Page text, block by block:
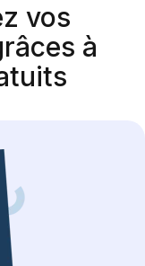
vos
à